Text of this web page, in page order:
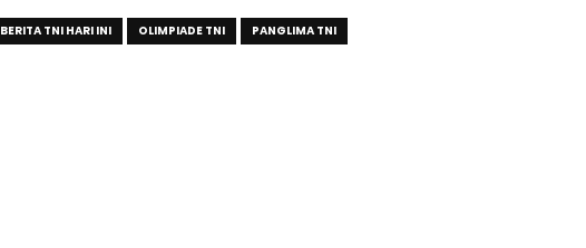
BERITA TNI HARI INI OLIMPIADE TNI PANGLIMA TNI